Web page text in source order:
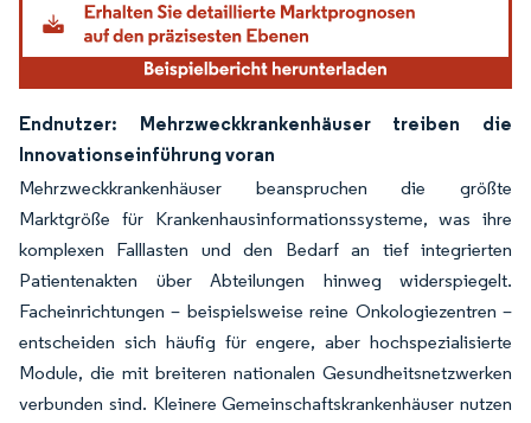
Endnutzer: Mehrzweckkrankenhäuser treiben die
Innovationseinführung voran
Mehrzweckkrankenhäuser beanspruchen die größte
Marktgröße für Krankenhausinformationssysteme, was ihre
komplexen Falllasten und den Bedarf an tief integrierten
Patientenakten über Abteilungen hinweg widerspiegelt.
Facheinrichtungen – beispielsweise reine Onkologiezentren –
entscheiden sich häufig für engere, aber hochspezialisierte
Module, die mit breiteren nationalen Gesundheitsnetzwerken
verbunden sind. Kleinere Gemeinschaftskrankenhäuser nutzen